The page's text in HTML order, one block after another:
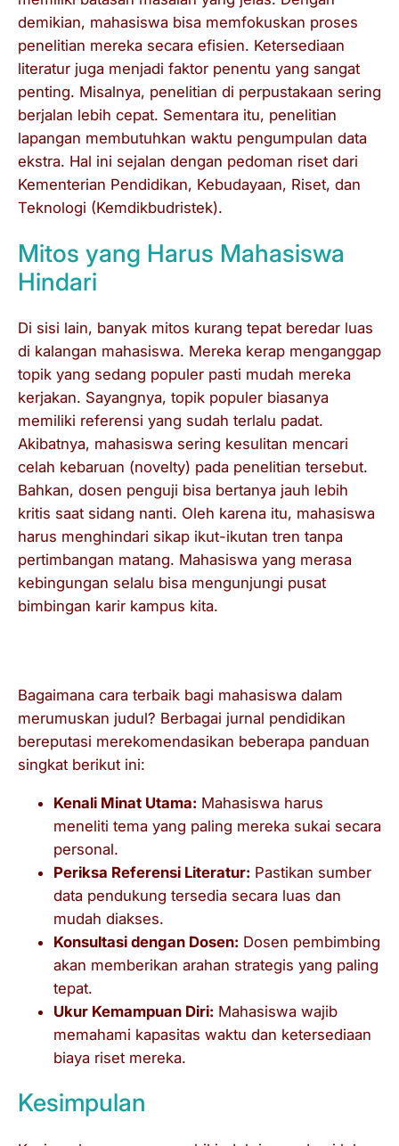
demikian, mahasiswa bisa memfokuskan proses
penelitian mereka secara efisien. Ketersediaan
literatur juga menjadi faktor penentu yang sangat
penting. Misalnya, penelitian di perpustakaan sering
berjalan lebih cepat. Sementara itu, penelitian
lapangan membutuhkan waktu pengumpulan data
ekstra. Hal ini sejalan dengan pedoman riset dari
Kementerian Pendidikan, Kebudayaan, Riset, dan
Teknologi (Kemdikbudristek).
Mitos yang Harus Mahasiswa
Hindari
Di sisi lain, banyak mitos kurang tepat beredar luas
di kalangan mahasiswa. Mereka kerap menganggap
topik yang sedang populer pasti mudah mereka
kerjakan. Sayangnya, topik populer biasanya
memiliki referensi yang sudah terlalu padat.
Akibatnya, mahasiswa sering kesulitan mencari
celah kebaruan (novelty) pada penelitian tersebut.
Bahkan, dosen penguji bisa bertanya jauh lebih
kritis saat sidang nanti. Oleh karena itu, mahasiswa
harus menghindari sikap ikut-ikutan tren tanpa
pertimbangan matang. Mahasiswa yang merasa
kebingungan selalu bisa mengunjungi pusat
bimbingan karir kampus kita.
Bagaimana cara terbaik bagi mahasiswa dalam
merumuskan judul? Berbagai jurnal pendidikan
bereputasi merekomendasikan beberapa panduan
singkat berikut ini:
Kenali Minat Utama: Mahasiswa harus
meneliti tema yang paling mereka sukai secara
personal.
Periksa Referensi Literatur: Pastikan sumber
data pendukung tersedia secara luas dan
mudah diakses.
Konsultasi dengan Dosen: Dosen pembimbing
akan memberikan arahan strategis yang paling
tepat.
Ukur Kemampuan Diri: Mahasiswa wajib
memahami kapasitas waktu dan ketersediaan
biaya riset mereka.
Kesimpulan